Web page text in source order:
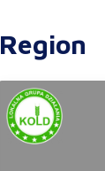
Region